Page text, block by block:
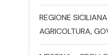
REGIONE
AGRICOLTURA,